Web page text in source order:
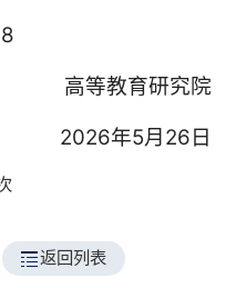
高等教育研究院
2026年5月26日
返回列表